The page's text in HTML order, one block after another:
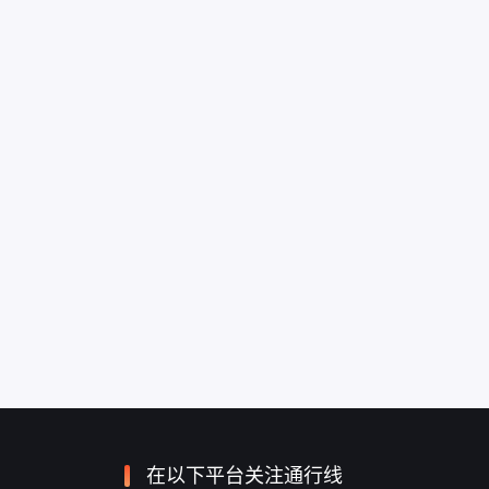
在以下平台关注通行线